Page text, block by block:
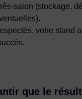
salon (stockage,
votre stand
que le